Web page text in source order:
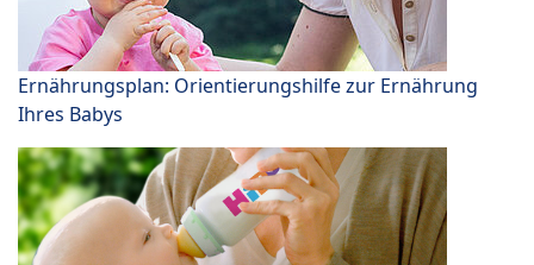
Ernährungsplan: Orientierungshilfe zur Ernährung
Ihres Babys